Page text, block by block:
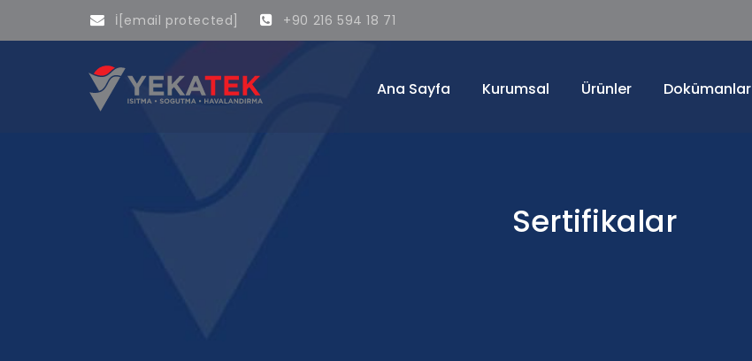
İ [email protected] +90 216 594 18 71
Ana Sayfa Kurumsal Ürünler Dokümanlar
Sertifikalar